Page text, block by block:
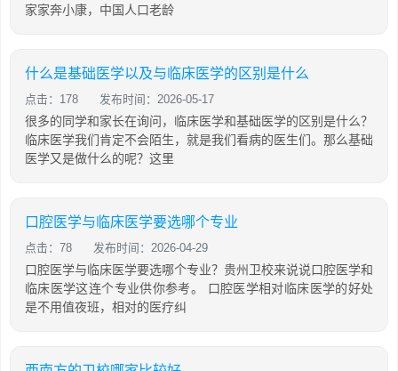
家家奔小康，中国人口老龄
什么是基础医学以及与临床医学的区别是什么
点击：178 发布时间：2026-05-17
很多的同学和家长在询问，临床医学和基础医学的区别是什么？
临床医学我们肯定不会陌生，就是我们看病的医生们。那么基础
医学又是做什么的呢？这里
口腔医学与临床医学要选哪个专业
点击：78 发布时间：2026-04-29
口腔医学与临床医学要选哪个专业？贵州卫校来说说口腔医学和
临床医学这连个专业供你参考。 口腔医学相对临床医学的好处
是不用值夜班，相对的医疗纠